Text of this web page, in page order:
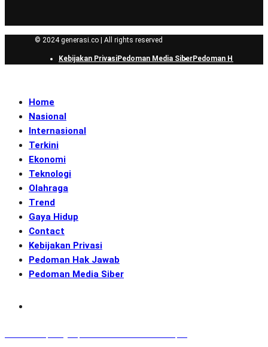
© 2024 generasi.co | All rights reserved
Kebijakan PrivasiPedoman Media SiberPedoman Hak Jawab
Home
Nasional
Internasional
Terkini
Ekonomi
Teknologi
Olahraga
Trend
Gaya Hidup
Contact
Kebijakan Privasi
Pedoman Hak Jawab
Pedoman Media Siber